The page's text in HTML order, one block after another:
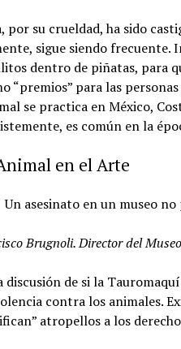
por su crueldad, ha sido
sigue siendo frecuente.
dentro de piñatas, para
“premios” para las
se practica en México,
es común en la
en el Arte
Un asesinato en un museo
Brugnoli. Director del
discusión de si la
contra los animales.
atropellos a los